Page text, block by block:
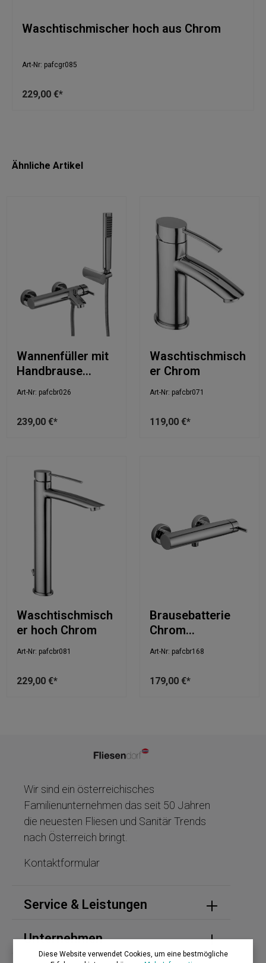
Waschtischmischer hoch aus Chrom
Art-Nr: pafcgr085
229,00 €*
Ähnliche Artikel
Wannenfüller mit
Handbrause
Chrom
Art-Nr: pafcbr026
239,00 €*
Waschtischmisch
er Chrom
Art-Nr: pafcbr071
119,00 €*
Waschtischmisch
er hoch Chrom
Art-Nr: pafcbr081
229,00 €*
Brausebatterie
Chrom
26,3x14,3cm
Art-Nr: pafcbr168
179,00 €*
Wir sind ein österreichisches
Familienunternehmen das seit 50 Jahren
die neuesten Fliesen und Sanitär Trends
nach Österreich bringt.
Kontaktformular
Service & Leistungen
Unternehmen
Diese Website verwendet Cookies, um eine bestmögliche